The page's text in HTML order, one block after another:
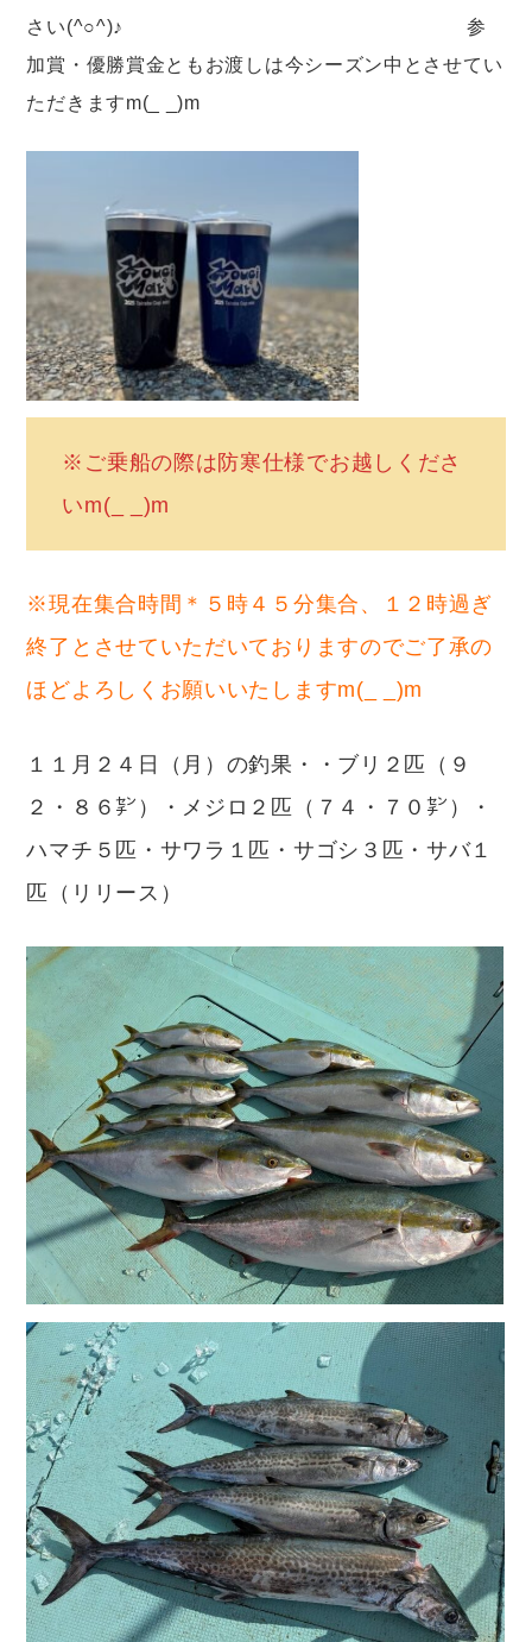
さい(^○^)♪ 参
加賞・優勝賞金ともお渡しは今シーズン中とさせてい
ただきますm(_ _)m
※ご乗船の際は防寒仕様でお越しくださ
いm(_ _)m
※現在集合時間＊５時４５分集合、１２時過ぎ
終了とさせていただいておりますのでご了承の
ほどよろしくお願いいたしますm(_ _)m
１１月２４日（月）の釣果・・ブリ２匹（９
２・８６㌢）・メジロ２匹（７４・７０㌢）・
ハマチ５匹・サワラ１匹・サゴシ３匹・サバ１
匹（リリース）